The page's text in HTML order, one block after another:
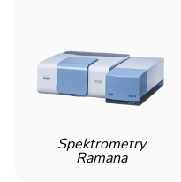
Spektrometry
Ramana